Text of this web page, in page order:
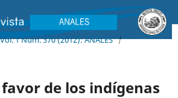
Vol. 1 Núm. 370 (2012): ANALES /
de los indígenas